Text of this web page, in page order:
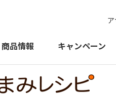
商品情報 キャンペーン